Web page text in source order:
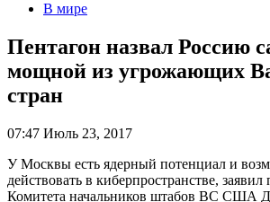
В мире
Пентагон назвал Россию
мощной из угрожающих
стран
07:47 Июль 23, 2017
У Москвы есть ядерный потенциал и
действовать в киберпространстве, заявил
Комитета начальников штабов ВС США